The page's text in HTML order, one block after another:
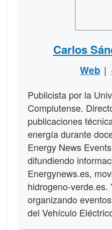
Carlos
Web |
Publicista por la
Complutense.
publicaciones
energía durante
Energy News
difundiendo
Energynews.es,
hidrogeno-verde.es.
organizando
del Vehículo